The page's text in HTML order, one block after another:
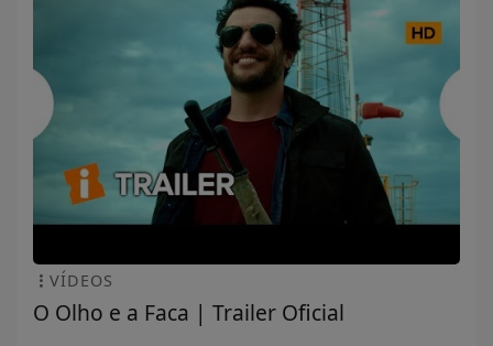
VÍDEOS
O Olho e a Faca | Trailer Oficial